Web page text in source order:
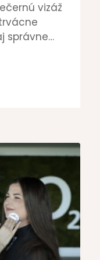
vizáž
správne